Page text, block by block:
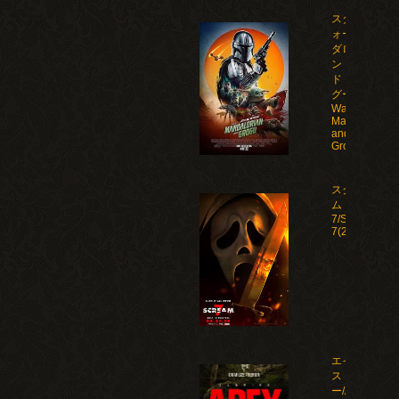
スター・ウ
ォーズ マン
ダロリア
ン・アン
ド・グロー
グー/Star
Wars: The
Mandalorian
and
Grogu(2026)
スクリー
ム
7/Scream
7(2026)
エイペック
ス・プレデタ
ー/